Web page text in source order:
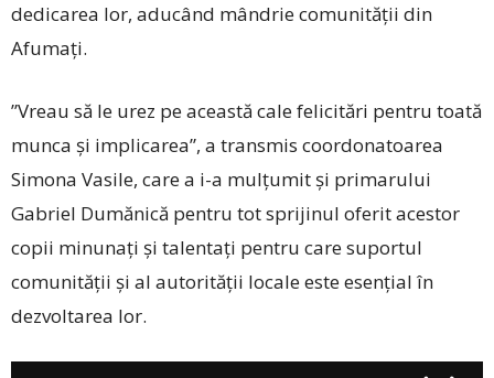
dedicarea lor, aducând mândrie comunității din
Afumați.
”Vreau să le urez pe această cale felicitări pentru toată
munca și implicarea”, a transmis coordonatoarea
Simona Vasile, care a i-a mulțumit și primarului
Gabriel Dumănică pentru tot sprijinul oferit acestor
copii minunați și talentați pentru care suportul
comunității și al autorității locale este esențial în
dezvoltarea lor.